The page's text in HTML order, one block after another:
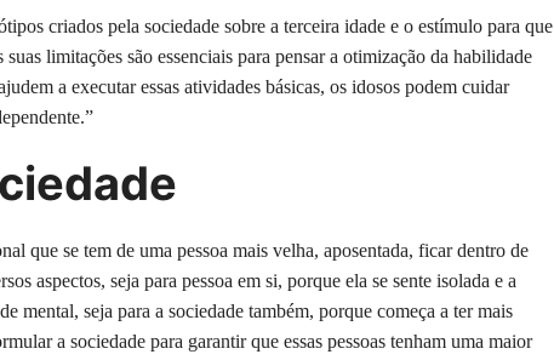
criados pela sociedade sobre a terceira idade e o estímulo para que
limitações são essenciais para pensar a otimização da habilidade
a executar essas atividades básicas, os idosos podem cuidar
que se tem de uma pessoa mais velha, aposentada, ficar dentro de
aspectos, seja para pessoa em si, porque ela se sente isolada e a
mental, seja para a sociedade também, porque começa a ter mais
a sociedade para garantir que essas pessoas tenham uma maior